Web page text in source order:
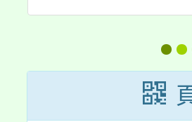
育
協會舉辦
得更好
面對創